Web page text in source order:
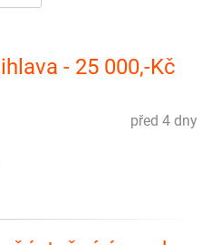
- 25 000,-Kč
před 4 dny